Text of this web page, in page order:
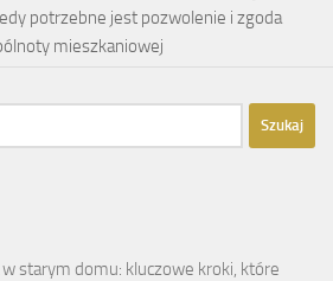
potrzebne jest pozwolenie i zgoda
mieszkaniowej
starym domu: kluczowe kroki, które